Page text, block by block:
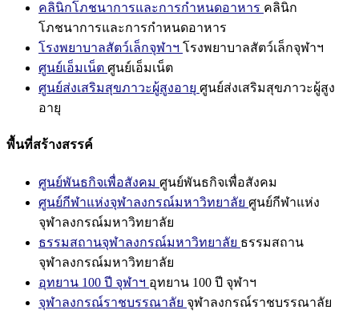
คลินิกโภชนาการและการกำหนดอาหาร คลินิก
โภชนาการและการกำหนดอาหาร
โรงพยาบาลสัตว์เล็กจุฬาฯ โรงพยาบาลสัตว์เล็กจุฬาฯ
ศูนย์เอ็มเน็ต ศูนย์เอ็มเน็ต
ศูนย์ส่งเสริมสุขภาวะผู้สูงอายุ ศูนย์ส่งเสริมสุขภาวะผู้สูง
อายุ
พื้นที่สร้างสรรค์
ศูนย์พันธกิจเพื่อสังคม ศูนย์พันธกิจเพื่อสังคม
ศูนย์กีฬาแห่งจุฬาลงกรณ์มหาวิทยาลัย ศูนย์กีฬาแห่ง
จุฬาลงกรณ์มหาวิทยาลัย
ธรรมสถานจุฬาลงกรณ์มหาวิทยาลัย ธรรมสถาน
จุฬาลงกรณ์มหาวิทยาลัย
อุทยาน 100 ปี จุฬาฯ อุทยาน 100 ปี จุฬาฯ
จุฬาลงกรณ์ราชบรรณาลัย จุฬาลงกรณ์ราชบรรณาลัย